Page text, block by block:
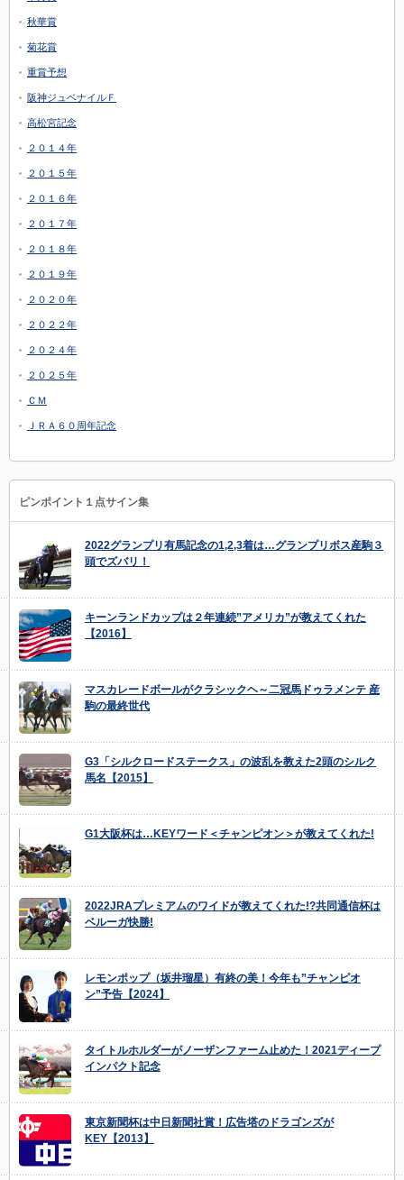
秋華賞
菊花賞
重賞予想
阪神ジュベナイルＦ
高松宮記念
２０１４年
２０１５年
２０１６年
２０１７年
２０１８年
２０１９年
２０２０年
２０２２年
２０２４年
２０２５年
ＣＭ
ＪＲＡ６０周年記念
ピンポイント１点サイン集
2022グランプリ有馬記念の1,2,3着は…グランプリボス産駒３
頭でズバリ！
キーンランドカップは２年連続”アメリカ”が教えてくれた
【2016】
マスカレードボールがクラシックヘ～二冠馬ドゥラメンテ 産
駒の最終世代
G3「シルクロードステークス」の波乱を教えた2頭のシルク
馬名【2015】
G1大阪杯は…KEYワード＜チャンピオン＞が教えてくれた!
2022JRAプレミアムのワイドが教えてくれた!?共同通信杯は
ベルーガ快勝!
レモンポップ（坂井瑠星）有終の美！今年も”チャンピオ
ン”予告【2024】
タイトルホルダーがノーザンファーム止めた！2021ディープ
インパクト記念
東京新聞杯は中日新聞社賞！広告塔のドラゴンズが
KEY【2013】